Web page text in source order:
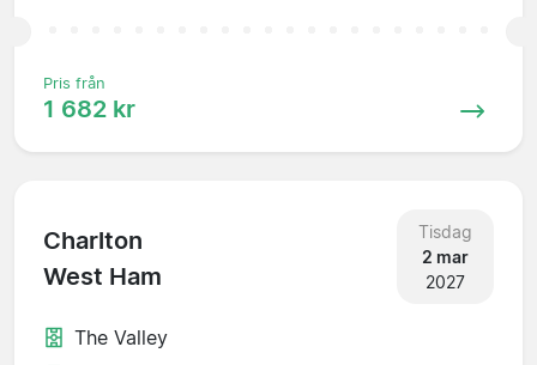
Pris från
1 682 kr
Charlton
West Ham
Tisdag
2 mar
2027
The Valley